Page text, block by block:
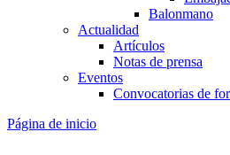
Balonmano
Actualidad
Artículos
Notas de prensa
Eventos
Convocatorias de
Página de inicio